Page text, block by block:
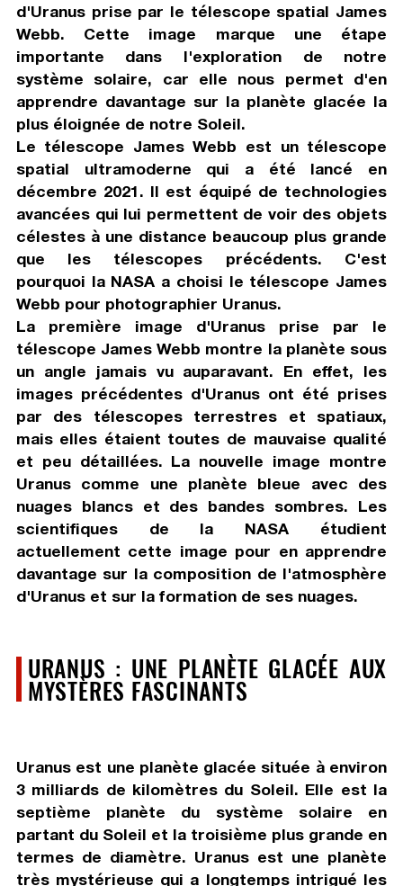
d'Uranus prise par le télescope spatial James
Webb. Cette image marque une étape
importante dans l'exploration de notre
système solaire, car elle nous permet d'en
apprendre davantage sur la planète glacée la
plus éloignée de notre Soleil.
Le télescope James Webb est un télescope
spatial ultramoderne qui a été lancé en
décembre 2021. Il est équipé de technologies
avancées qui lui permettent de voir des objets
célestes à une distance beaucoup plus grande
que les télescopes précédents. C'est
pourquoi la NASA a choisi le télescope James
Webb pour photographier Uranus.
La première image d'Uranus prise par le
télescope James Webb montre la planète sous
un angle jamais vu auparavant. En effet, les
images précédentes d'Uranus ont été prises
par des télescopes terrestres et spatiaux,
mais elles étaient toutes de mauvaise qualité
et peu détaillées. La nouvelle image montre
Uranus comme une planète bleue avec des
nuages blancs et des bandes sombres. Les
scientifiques de la NASA étudient
actuellement cette image pour en apprendre
davantage sur la composition de l'atmosphère
d'Uranus et sur la formation de ses nuages.
URANUS : UNE PLANÈTE GLACÉE AUX
MYSTÈRES FASCINANTS
Uranus est une planète glacée située à environ
3 milliards de kilomètres du Soleil. Elle est la
septième planète du système solaire en
partant du Soleil et la troisième plus grande en
termes de diamètre. Uranus est une planète
très mystérieuse qui a longtemps intrigué les